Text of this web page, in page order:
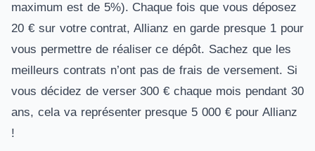
maximum est de 5%). Chaque fois que vous déposez
20 € sur votre contrat, Allianz en garde presque 1 pour
vous permettre de réaliser ce dépôt. Sachez que les
meilleurs contrats n’ont pas de frais de versement. Si
vous décidez de verser 300 € chaque mois pendant 30
ans, cela va représenter presque 5 000 € pour Allianz
!